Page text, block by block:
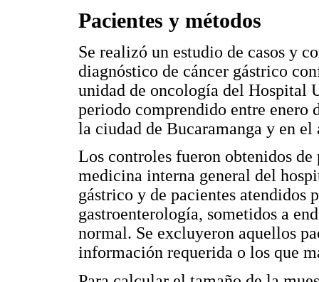
Pacientes y métodos
Se realizó un estudio de casos y
diagnóstico de cáncer gástrico
unidad de oncología del Hospital
periodo comprendido entre enero
la ciudad de Bucaramanga y en
Los controles fueron obtenidos de
medicina interna general del
gástrico y de pacientes atendidos
gastroenterología, sometidos a
normal. Se excluyeron aquellos
información requerida o los que